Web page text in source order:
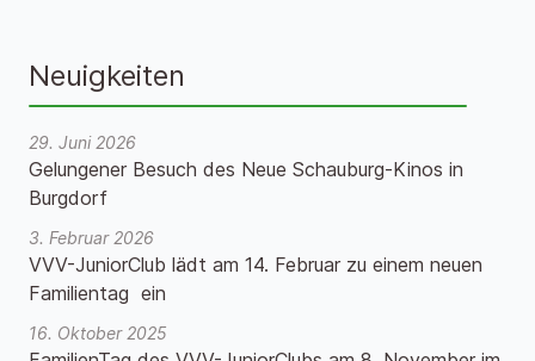
Neuigkeiten
29. Juni 2026
Gelungener Besuch des Neue Schauburg-Kinos in
Burgdorf
3. Februar 2026
VVV-JuniorClub lädt am 14. Februar zu einem neuen
Familientag ein
16. Oktober 2025